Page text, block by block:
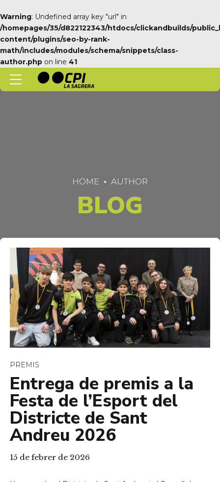
Warning: Undefined array key "url" in
/homepages/35/d822122343/htdocs/clickandbuilds/
content/plugins/seo-by-rank-
math/includes/modules/schema/snippets/class-
author.php on line 41
HOME AUTHOR
BLOG
PREMIS
Entrega de premis a la
Festa de l’Esport del
Districte de Sant
Andreu 2026
15 de febrer de 2026